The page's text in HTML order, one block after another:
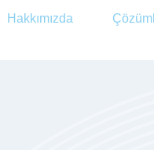
Hakkımızda